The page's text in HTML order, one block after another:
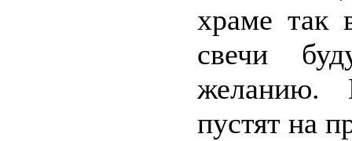
храме так
свечи
желанию.
пустят на